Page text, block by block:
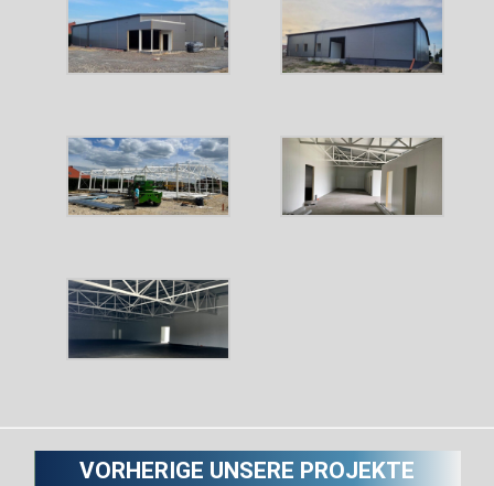
VORHERIGE UNSERE PROJEKTE